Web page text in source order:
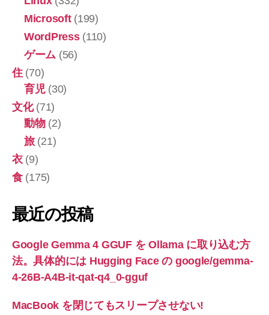
Microsoft(199)
WordPress(110)
ゲーム (56)
住(70)
育児(30)
文化(71)
動物(2)
旅(21)
衣(9)
食(175)
最近の投稿
Google Gemma 4 GGUF を Ollama に取り込む方
法。具体的には Hugging Face の google/gemma-
4-26B-A4B-it-qat-q4_0-gguf
MacBook を閉じてもスリープさせない!